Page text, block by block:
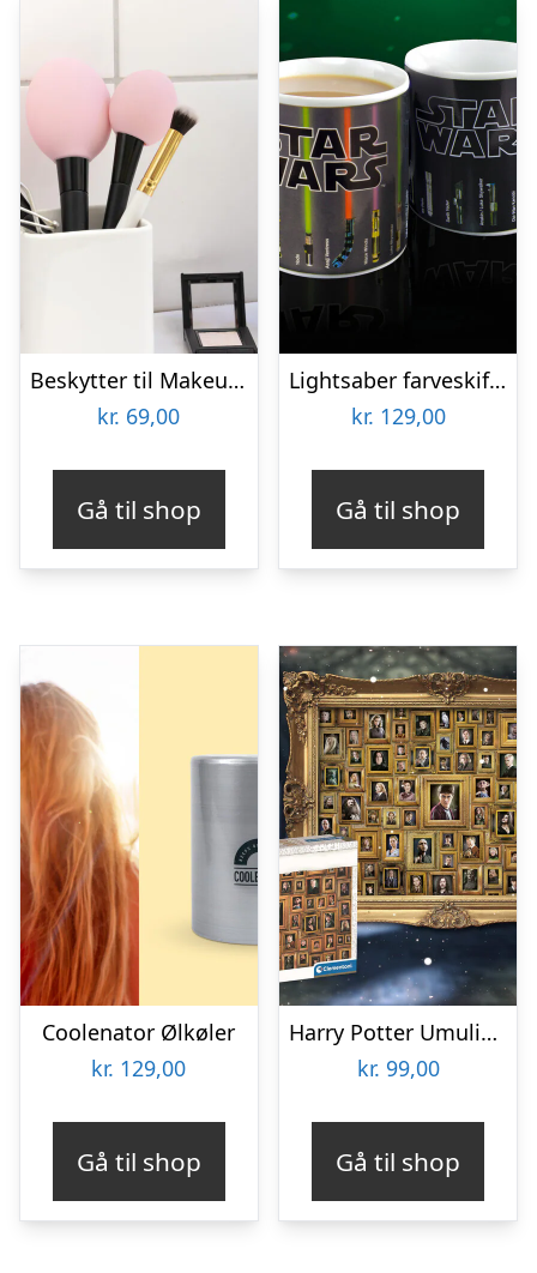
Beskytter til Makeupbørster 3-pak
kr. 69,00
Gå til shop
Lightsaber farveskiftende krus
kr. 129,00
Gå til shop
Coolenator Ølkøler
kr. 129,00
Gå til shop
Harry Potter Umulig Puslespil
kr. 99,00
Gå til shop